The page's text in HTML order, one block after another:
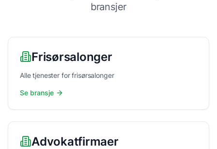
bransjer
Frisørsalonger
Alle tjenester for frisørsalonger
Se bransje
Advokatfirmaer